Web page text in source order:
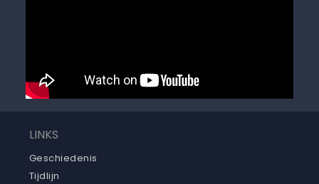
LINKS
Geschiedenis
Tijdlijn